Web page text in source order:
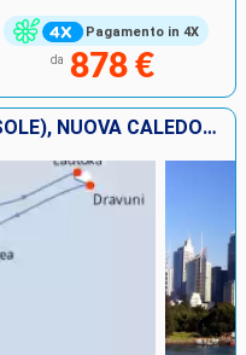
Pagamento in 4X
da 878 €
AUSTRALIA, VANUATU, FIJI (ISOLE), NUOVA CALEDONIA